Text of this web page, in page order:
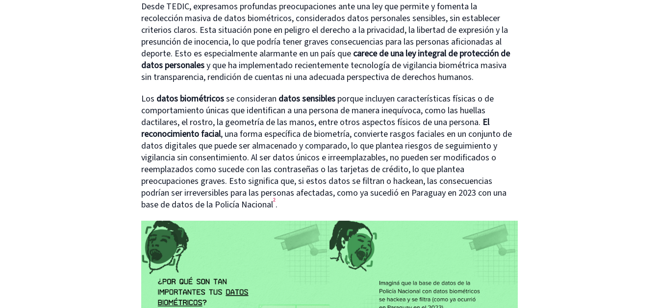
Desde TEDIC, expresamos profundas preocupaciones ante una ley que permite y fomenta la
recolección masiva de datos biométricos, considerados datos personales sensibles, sin establecer
criterios claros. Esta situación pone en peligro el derecho a la privacidad, la libertad de expresión y la
presunción de inocencia, lo que podría tener graves consecuencias para las personas aficionadas al
deporte. Esto es especialmente alarmante en un país que carece de una ley integral de protección de
datos personalesy que ha implementado recientemente tecnología de vigilancia biométrica masiva
sin transparencia, rendición de cuentas ni una adecuada perspectiva de derechos humanos.
Los datos biométricosse consideran datos sensibles porque incluyen características físicas o de
comportamiento únicas que identifican a una persona de manera inequívoca, como las huellas
dactilares, el rostro, la geometría de las manos, entre otros aspectos físicos de una persona. El
reconocimiento facial, una forma específica de biometría, convierte rasgos faciales en un conjunto de
datos digitales que puede ser almacenado y comparado, lo que plantea riesgos de seguimiento y
vigilancia sin consentimiento. Al ser datos únicos e irreemplazables, no pueden ser modificados o
reemplazados como sucede con las contraseñas o las tarjetas de crédito, lo que plantea
preocupaciones graves. Esto significa que, si estos datos se filtran o hackean, las consecuencias
podrían ser irreversibles para las personas afectadas, como ya sucedió en Paraguay en 2023 con una
base de datos de la Policía Nacional2.